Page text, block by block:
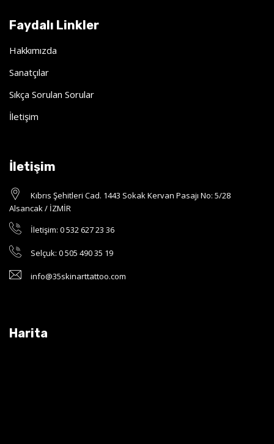
Faydalı Linkler
Hakkımızda
Sanatçılar
Sıkça Sorulan Sorular
İletişim
İletişim
Kıbrıs Şehitleri Cad. 1443 Sokak Kervan Pasajı No: 5/28
Alsancak / İZMİR
İletişim: 0 532 627 23 36
Selçuk: 0 505 490 35 19
info@35skinarttattoo.com
Harita